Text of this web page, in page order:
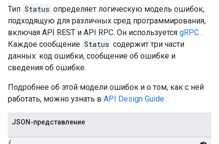
Тип Status определяет логическую модель ошибок,
подходящую для различных сред программирования,
включая API REST и API RPC. Он используется gRPC .
Каждое сообщение Status содержит три части
данных: код ошибки, сообщение об ошибке и
сведения об ошибке.
Подробнее об этой модели ошибок и о том, как с ней
работать, можно узнать в API Design Guide .
JSON-представление